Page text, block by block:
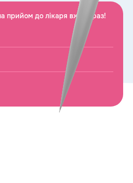
прийом до лікаря вже зараз!